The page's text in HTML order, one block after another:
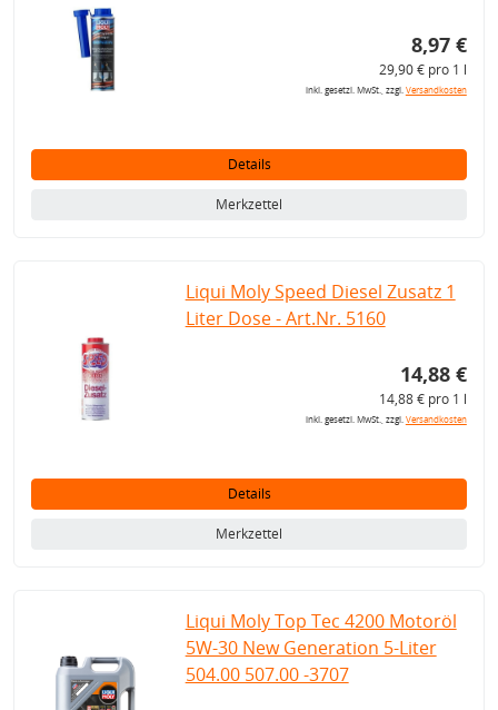
8,97 €
29,90 € pro 1 l
inkl. gesetzl. MwSt., zzgl.Versandkosten
Details
Merkzettel
Liqui Moly Speed Diesel Zusatz 1
Liter Dose - Art.Nr. 5160
14,88 €
14,88 € pro 1 l
inkl. gesetzl. MwSt., zzgl.Versandkosten
Details
Merkzettel
Liqui Moly Top Tec 4200 Motoröl
5W-30 New Generation 5-Liter
504.00 507.00 -3707